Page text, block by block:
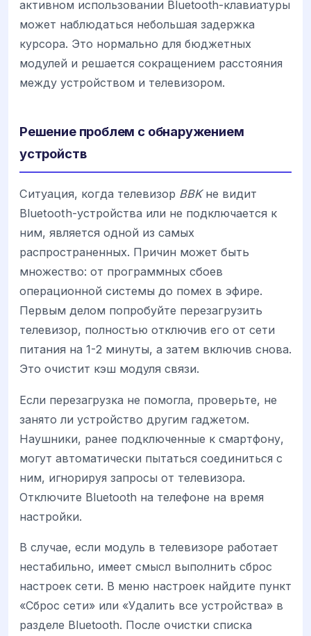
активном использовании Bluetooth-клавиатуры
может наблюдаться небольшая задержка
курсора. Это нормально для бюджетных
модулей и решается сокращением расстояния
между устройством и телевизором.
Решение проблем с обнаружением
устройств
Ситуация, когда телевизор BBKне видит
Bluetooth-устройства или не подключается к
ним, является одной из самых
распространенных. Причин может быть
множество: от программных сбоев
операционной системы до помех в эфире.
Первым делом попробуйте перезагрузить
телевизор, полностью отключив его от сети
питания на 1-2 минуты, а затем включив снова.
Это очистит кэш модуля связи.
Если перезагрузка не помогла, проверьте, не
занято ли устройство другим гаджетом.
Наушники, ранее подключенные к смартфону,
могут автоматически пытаться соединиться с
ним, игнорируя запросы от телевизора.
Отключите Bluetooth на телефоне на время
настройки.
В случае, если модуль в телевизоре работает
нестабильно, имеет смысл выполнить сброс
настроек сети. В меню настроек найдите пункт
«Сброс сети» или «Удалить все устройства» в
разделе Bluetooth. После очистки списка